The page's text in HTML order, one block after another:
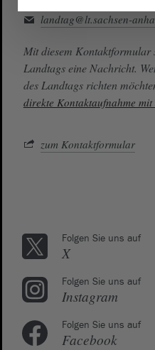
landtag@lt.sachsen-
Mit diesem Kontaktformular
Landtags eine Nachricht.
des Landtags richten
direkte Kontaktaufnahme
zum Kontaktformular
Folgen Sie uns auf
X
Folgen Sie uns auf
Instagram
Folgen Sie uns auf
Facebook